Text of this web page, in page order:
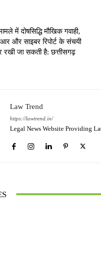
में दोषसिद्धि मौखिक गवाही,
और साइबर रिपोर्ट के संचयी
रखी जा सकती है: छत्तीसगढ़
Law Trend
https://lawtrend.in/
Legal News Website Providing